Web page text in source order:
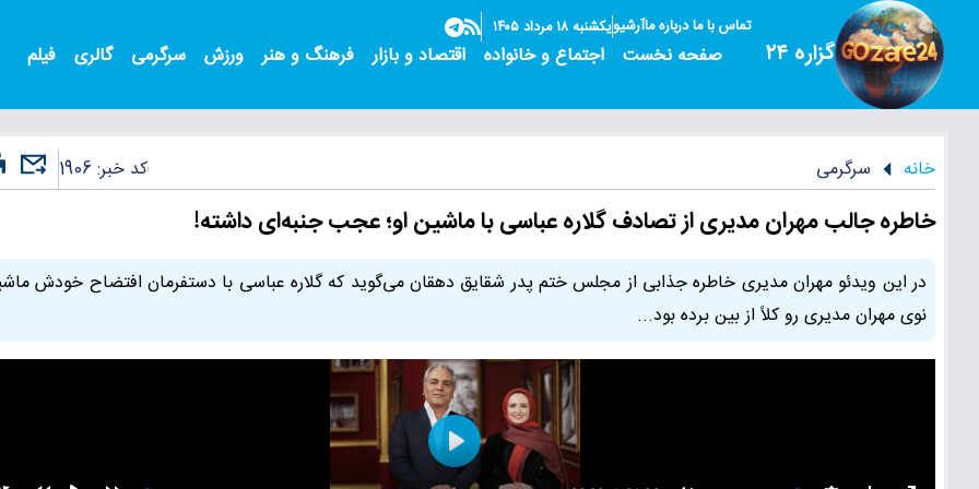
گزاره ۲۴
تماس با مادرباره ماآرشیویکشنبه ۱۸ مرداد ۱۴۰۵
صفحه نخست اجتماع و خانواده اقتصاد و بازار فرهنگ و هنر ورزش سرگرمی گالری فیلم
خانه سرگرمی کد خبر:1906
خاطره جالب مهران مدیری از تصادف گلاره عباسی با ماشین او؛ عجب جنبه‌ای داشته!
در این ویدئو مهران مدیری خاطره جذابی از مجلس ختم پدر شقایق دهقان می‌گوید که گلاره عباسی با دستفرمان افتضاح خودش
نوی مهران مدیری رو کلاً از بین برده بود...